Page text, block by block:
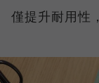
僅提升耐用性